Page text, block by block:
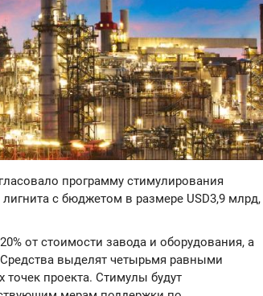
программу стимулирования
с бюджетом в размере USD3,9 млрд,
от стоимости завода и оборудования, а
Средства выделят четырьмя равными
проекта. Стимулы будут